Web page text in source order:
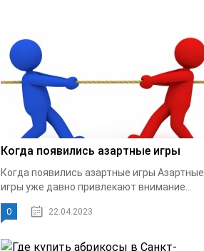
Когда появились азартные игры
Когда появились азартные игры Азартные
игры уже давно привлекают внимание...
0 22.04.2023